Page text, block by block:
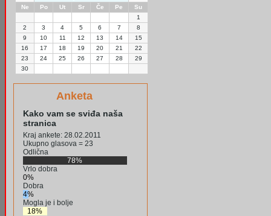
Ne Po Ut Sr Če Pe
Su
1
2
3 4 5 6 7
8
9
10 11 12 13 14
15
16
17 18 19 20 21
22
23
24 25 26 27 28
29
30
Anketa
Kako vam se sviđa naša
stranica
Kraj ankete: 28.02.2011
Ukupno glasova = 23
Odlična
78%
Vrlo dobra
0%
Dobra
4%
Mogla je i bolje
18%